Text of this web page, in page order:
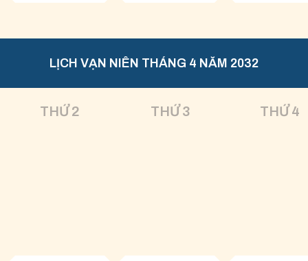
LỊCH VẠN NIÊN THÁNG 4 NĂM 2032
THỨ 2 THỨ 3 THỨ 4